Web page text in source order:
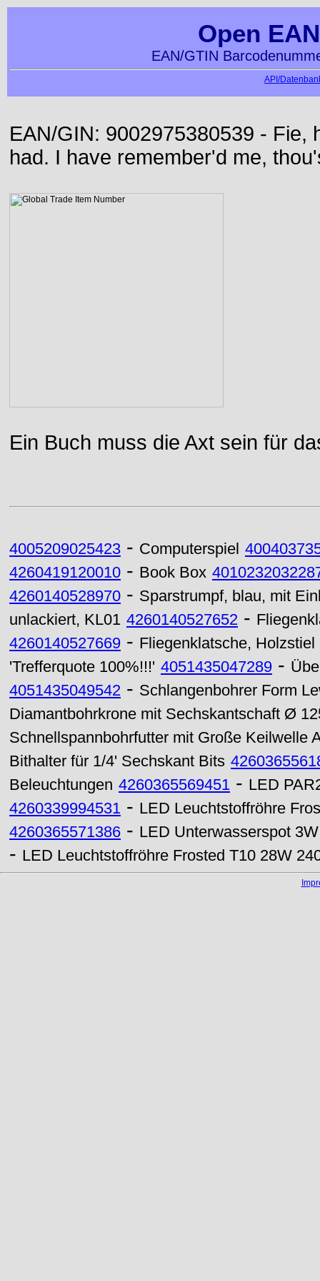
Open
EAN/GTIN
API/
EAN/GIN: 9002975380539 - Fie,
had. I have remember'd me,
Ein Buch muss die Axt sein für
4005209025423 - Computerspiel
4260419120010 - Book Box
4260140528970 - Sparstrumpf, blau, mit
unlackiert, KL01 4260140527652 -
4260140527669 - Fliegenklatsche,
'Trefferquote 100%!!!' 4051435047289 -
4051435049542 - Schlangenbohrer Form
Diamantbohrkrone mit Sechskantschaft Ø
Schnellspannbohrfutter mit Große Keilwelle
Bithalter für 1/4' Sechskant Bits
Beleuchtungen 4260365569451 - LED
4260339994531 - LED Leuchtstoffröhre
4260365571386 - LED Unterwasserspot
- LED Leuchtstoffröhre Frosted T10 28W